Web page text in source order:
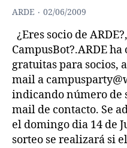
ARDE 02/06/2009
¿Eres socio de
CampusBot?.ARDE
gratuitas para socios,
mail a
indicando número de
mail de contacto. Se
el domingo dia 14 de
sorteo se realizará si